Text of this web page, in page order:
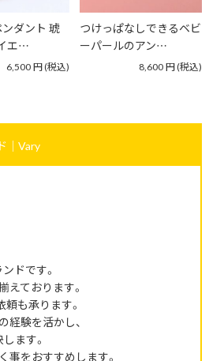
ダント 琥
エ…
6,500円(税込)
つけっぱなしできるベビ
ーパールのアン…
8,600円(税込)
｜Vary
ドです。
ております。
も承ります。
経験を活かし、
ます。
事をおすすめします。